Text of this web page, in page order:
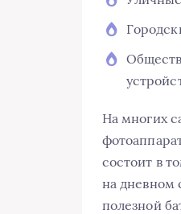
На многих
состоит в
на дневном
полезной